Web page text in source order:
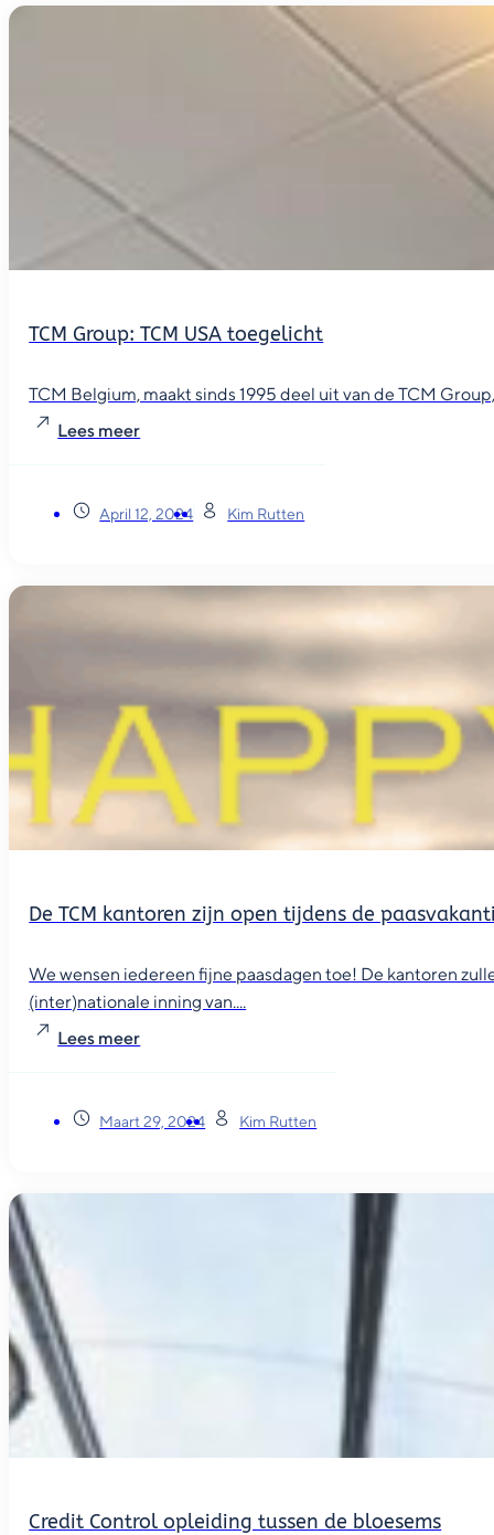
TCM Group: TCM USA toegelicht
TCM Belgium, maakt sinds 1995 deel uit van de TCM
Lees meer
April 12, 2024 Kim Rutten
De TCM kantoren zijn open tijdens de
We wensen iedereen fijne paasdagen toe! De kantoren
(inter)nationale inning van....
Lees meer
Maart 29, 2024 Kim Rutten
Credit Control opleiding tussen de bloesems